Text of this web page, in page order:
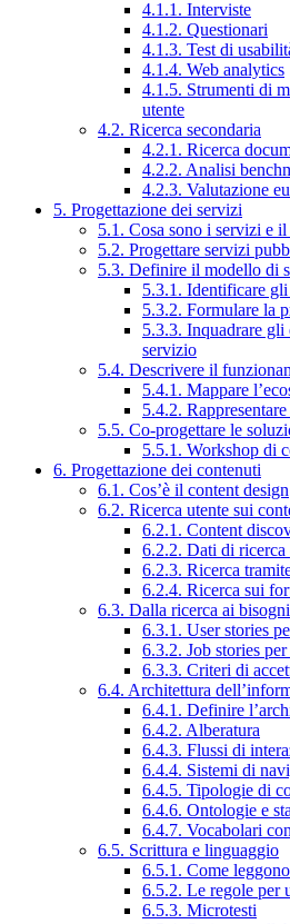
4.1.1. Interviste
4.1.2. Questionari
4.1.3. Test di
4.1.4. Web analytics
4.1.5. Strumenti di
utente
4.2. Ricerca secondaria
4.2.1. Ricerca
4.2.2. Analisi
4.2.3. Valutazione
5. Progettazione dei servizi
5.1. Cosa sono i servizi e il
5.2. Progettare servizi
5.3. Definire il modello di
5.3.1. Identificare
5.3.2. Formulare la
5.3.3. Inquadrare
servizio
5.4. Descrivere il
5.4.1. Mappare
5.4.2.
5.5. Co-progettare le
5.5.1. Workshop di
6. Progettazione dei contenuti
6.1. Cos’è il content design
6.2. Ricerca utente sui
6.2.1. Content
6.2.2. Dati di
6.2.3. Ricerca
6.2.4. Ricerca sui
6.3. Dalla ricerca ai
6.3.1. User stories
6.3.2. Job stories
6.3.3. Criteri di
6.4. Architettura
6.4.1. Definire
6.4.2. Alberatura
6.4.3. Flussi di
6.4.4. Sistemi di
6.4.5. Tipologie di
6.4.6. Ontologie e
6.4.7. Vocabolari
6.5. Scrittura e linguaggio
6.5.1. Come
6.5.2. Le regole per
6.5.3. Microtesti